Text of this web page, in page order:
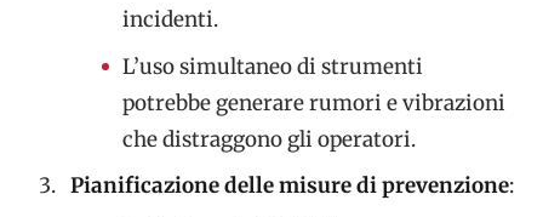
incidenti.
L’uso simultaneo di strumenti
potrebbe generare rumori e vibrazioni
che distraggono gli operatori.
Pianificazione delle misure di prevenzione: